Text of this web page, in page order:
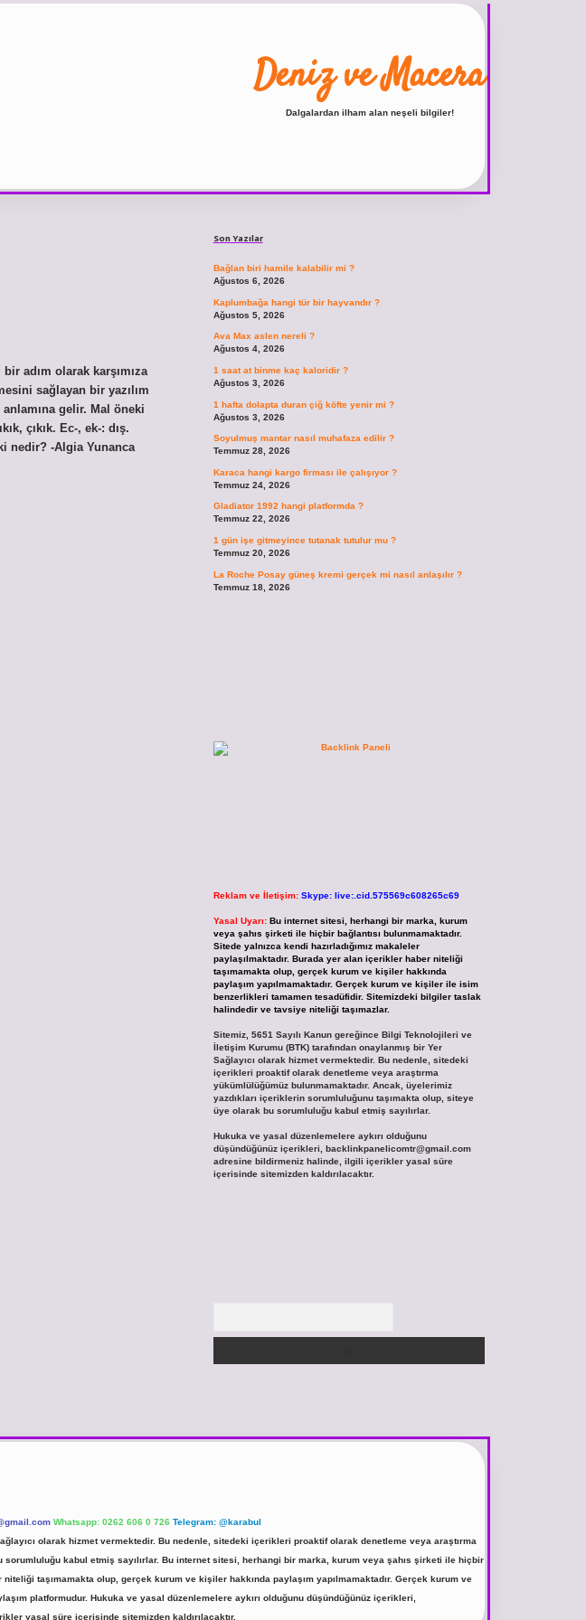
Deniz ve Macera
Dalgalardan ilham alan neşeli bilgiler!
adım olarak karşımıza
sağlayan bir yazılım
gelir. Mal öneki
çıkık. Ec-, ek-: dış.
nedir? -Algia Yunanca
Son Yazılar
Bağlan biri hamile kalabilir mi ?
Ağustos 6, 2026
Kaplumbağa hangi tür bir hayvandır ?
Ağustos 5, 2026
Ava Max aslen nereli ?
Ağustos 4, 2026
1 saat at binme kaç kaloridir ?
Ağustos 3, 2026
1 hafta dolapta duran çiğ köfte yenir mi ?
Ağustos 3, 2026
Soyulmuş mantar nasıl muhafaza edilir ?
Temmuz 28, 2026
Karaca hangi kargo firması ile çalışıyor ?
Temmuz 24, 2026
Gladiator 1992 hangi platformda ?
Temmuz 22, 2026
1 gün işe gitmeyince tutanak tutulur mu ?
Temmuz 20, 2026
La Roche Posay güneş kremi gerçek mi nasıl anlaşılır ?
Temmuz 18, 2026
Reklam ve İletişim: Skype: live:.cid.575569c608265c69
Yasal Uyarı: Bu internet sitesi, herhangi bir marka, kurum
veya şahıs şirketi ile hiçbir bağlantısı bulunmamaktadır.
Sitede yalnızca kendi hazırladığımız makaleler
paylaşılmaktadır. Burada yer alan içerikler haber niteliği
taşımamakta olup, gerçek kurum ve kişiler hakkında
paylaşım yapılmamaktadır. Gerçek kurum ve kişiler ile isim
benzerlikleri tamamen tesadüfidir. Sitemizdeki bilgiler taslak
halindedir ve tavsiye niteliği taşımazlar.
Sitemiz, 5651 Sayılı Kanun gereğince Bilgi Teknolojileri ve
İletişim Kurumu (BTK) tarafından onaylanmış bir Yer
Sağlayıcı olarak hizmet vermektedir. Bu nedenle, sitedeki
içerikleri proaktif olarak denetleme veya araştırma
yükümlülüğümüz bulunmamaktadır. Ancak, üyelerimiz
yazdıkları içeriklerin sorumluluğunu taşımakta olup, siteye
üye olarak bu sorumluluğu kabul etmiş sayılırlar.
Hukuka ve yasal düzenlemelere aykırı olduğunu
düşündüğünüz içerikleri, backlinkpanelicomtr@gmail.com
adresine bildirmeniz halinde, ilgili içerikler yasal süre
içerisinde sitemizden kaldırılacaktır.
ilbetvdcasino giriş sitesivdcasino güncel giriş
Whatsapp: 0262 606 0 726 Telegram: @karabul
olarak hizmet vermektedir. Bu nedenle, sitedeki içerikleri proaktif olarak denetleme veya araştırma
kabul etmiş sayılırlar. Bu internet sitesi, herhangi bir marka, kurum veya şahıs şirketi ile hiçbir
taşımamakta olup, gerçek kurum ve kişiler hakkında paylaşım yapılmamaktadır. Gerçek kurum ve
platformudur. Hukuka ve yasal düzenlemelere aykırı olduğunu düşündüğünüz içerikleri,
yasal süre içerisinde sitemizden kaldırılacaktır.